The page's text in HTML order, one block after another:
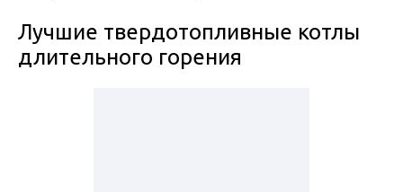
Лучшие твердотопливные котлы
длительного горения